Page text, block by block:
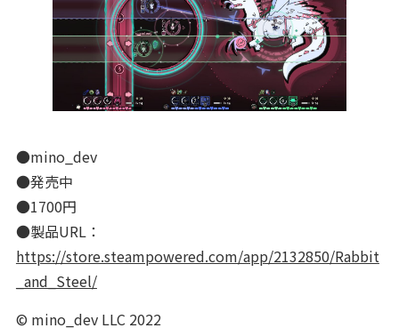
●mino_dev
●発売中
●1700円
●製品URL：
https://store.steampowered.com/app/2132850/Rabbit
_and_Steel/
© mino_dev LLC 2022